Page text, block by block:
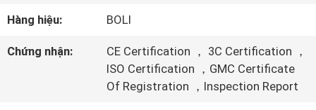
VIDEO
Hàng hiệu: BOLI
Chứng nhận:
CE Certification ， 3C Certification ，
ISO Certification ，GMC Certificate
Of Registration ，Inspection Report